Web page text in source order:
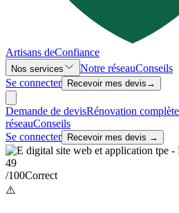
Artisans deConfiance
Nos services Notre réseauConseils
Se connecter
Recevoir mes devis →
Demande de devisRénovation complète
réseauConseils
Se connecter
Recevoir mes devis →
49
/100Correct
⚠️